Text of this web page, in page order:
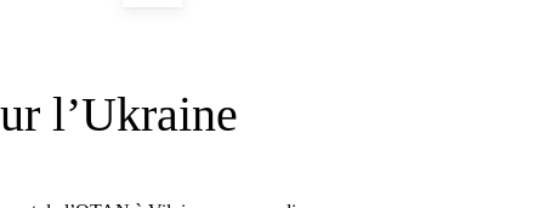
l’Ukraine